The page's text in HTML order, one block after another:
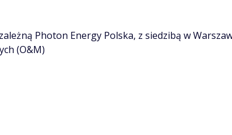
Photon Energy Polska, z siedzibą w
(O&M)